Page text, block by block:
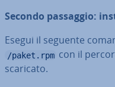
Secondo passaggio:
Esegui il seguente
/paket.rpm con il
scaricato.